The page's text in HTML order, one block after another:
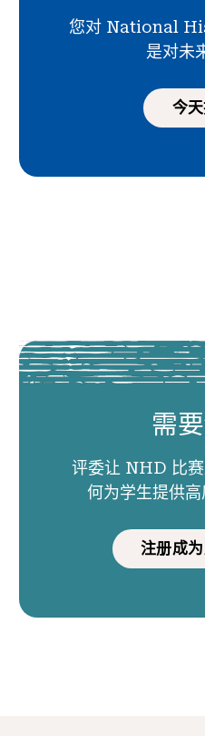
您对 National
是对未
今
需
评委让 NHD 比
何为学生提供
注册成